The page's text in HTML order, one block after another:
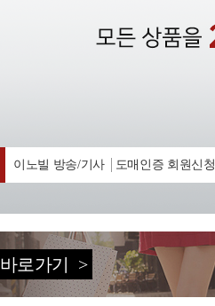
이노빌 방송/기사 도매인증 회원신청
바로가기 >